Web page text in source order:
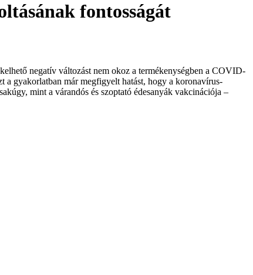
fontosságát
negatív változást nem okoz a termékenységben a COVID-
a gyakorlatban már megfigyelt hatást, hogy a koronavírus-
mint a várandós és szoptató édesanyák vakcinációja –